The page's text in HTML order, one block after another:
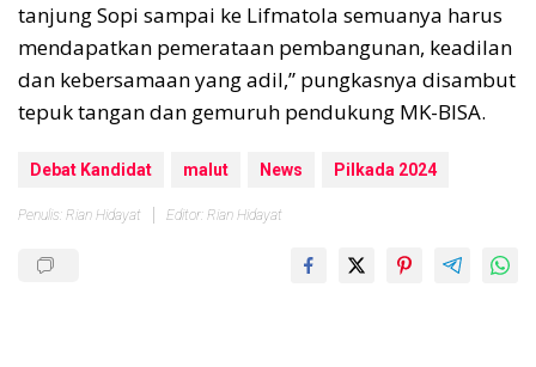
tanjung Sopi sampai ke Lifmatola semuanya harus
mendapatkan pemerataan pembangunan, keadilan
dan kebersamaan yang adil,” pungkasnya disambut
tepuk tangan dan gemuruh pendukung MK-BISA.
Debat Kandidat malut News Pilkada 2024
Penulis: Rian Hidayat Editor: Rian Hidayat